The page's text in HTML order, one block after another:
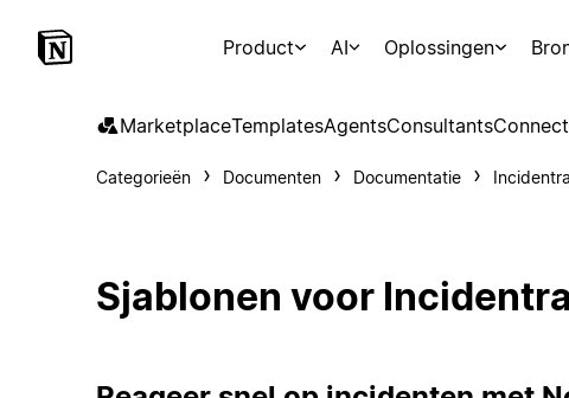
Product AI Oplossingen
MarketplaceTemplatesAgentsConsultants
Categorieën Documenten Documentatie
Sjablonen voor